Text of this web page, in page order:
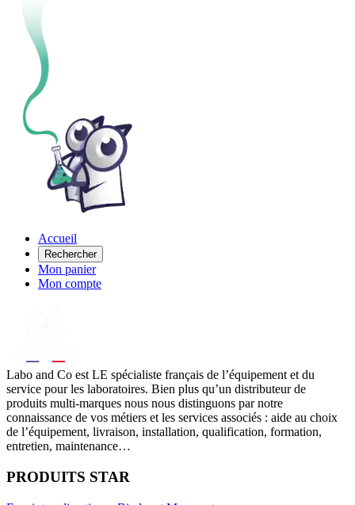
Accueil
Rechercher
Mon panier
Mon compte
Labo and Co est LE spécialiste français de l’équipement et du
service pour les laboratoires. Bien plus qu’un distributeur de
produits multi-marques nous nous distinguons par notre
connaissance de vos métiers et les services associés : aide au choix
de l’équipement, livraison, installation, qualification, formation,
entretien, maintenance…
PRODUITS STAR